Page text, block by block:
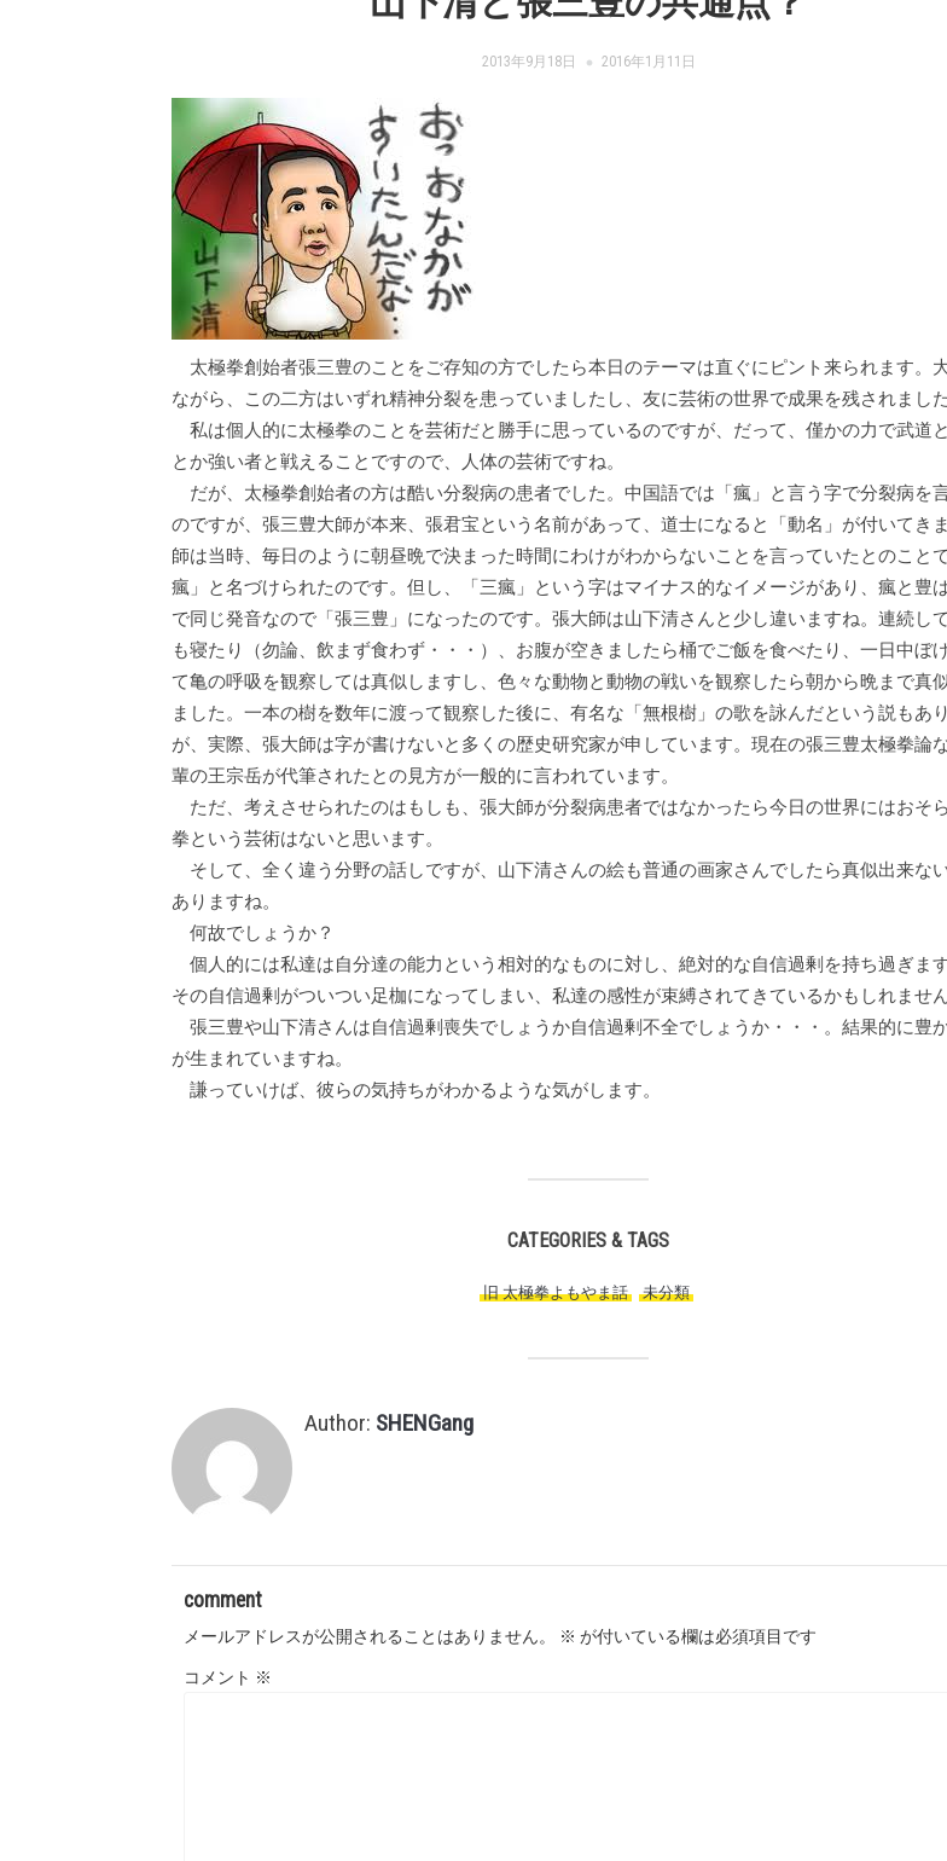
2013年9月18日 2016年1月11日
太極拳創始者張三豊のことをご存知の方でしたら本日のテーマは直ぐにピント来られます。
ながら、この二方はいずれ精神分裂を患っていましたし、友に芸術の世界で成果を残されました
私は個人的に太極拳のことを芸術だと勝手に思っているのですが、だって、僅かの力で武道
とか強い者と戦えることですので、人体の芸術ですね。
だが、太極拳創始者の方は酷い分裂病の患者でした。中国語では「瘋」と言う字で分裂病を
のですが、張三豊大師が本来、張君宝という名前があって、道士になると「動名」が付いてき
師は当時、毎日のように朝昼晩で決まった時間にわけがわからないことを言っていたとのこと
瘋」と名づけられたのです。但し、「三瘋」という字はマイナス的なイメージがあり、瘋と豊
で同じ発音なので「張三豊」になったのです。張大師は山下清さんと少し違いますね。連続し
も寝たり（勿論、飲まず食わず・・・）、お腹が空きましたら桶でご飯を食べたり、一日中ぼ
て亀の呼吸を観察しては真似しますし、色々な動物と動物の戦いを観察したら朝から晩まで真
ました。一本の樹を数年に渡って観察した後に、有名な「無根樹」の歌を詠んだという説もあ
が、実際、張大師は字が書けないと多くの歴史研究家が申しています。現在の張三豊太極拳論
輩の王宗岳が代筆されたとの見方が一般的に言われています。
ただ、考えさせられたのはもしも、張大師が分裂病患者ではなかったら今日の世界にはおそ
拳という芸術はないと思います。
そして、全く違う分野の話しですが、山下清さんの絵も普通の画家さんでしたら真似出来な
ありますね。
何故でしょうか？
個人的には私達は自分達の能力という相対的なものに対し、絶対的な自信過剰を持ち過ぎます
その自信過剰がついつい足枷になってしまい、私達の感性が束縛されてきているかもしれません
張三豊や山下清さんは自信過剰喪失でしょうか自信過剰不全でしょうか・・・。結果的に豊
が生まれていますね。
謙っていけば、彼らの気持ちがわかるような気がします。
CATEGORIES & TAGS
旧 太極拳よもやま話 未分類
Author: SHENGang
comment
メールアドレスが公開されることはありません。 ※ が付いている欄は必須項目です
コメント ※